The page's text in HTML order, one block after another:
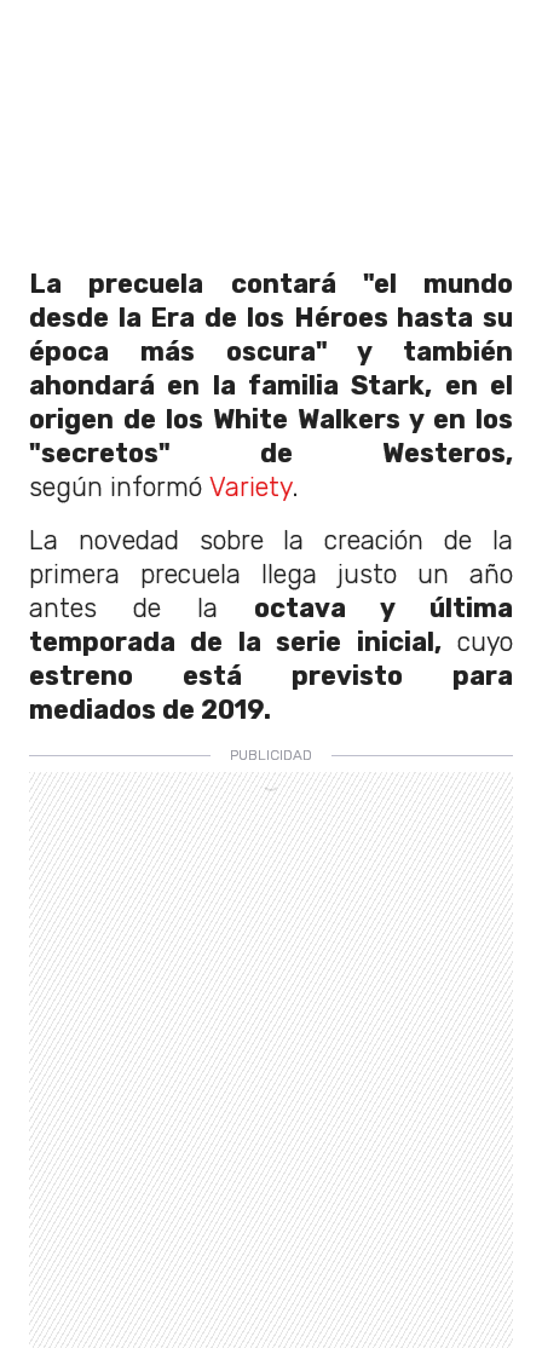
La precuela contará "el mundo
desde la Era de los Héroes hasta su
época más oscura" y también
ahondará en la familia Stark, en el
origen de los White Walkers y en los
"secretos" de Westeros,
según informó Variety.
La novedad sobre la creación de la
primera precuela llega justo un año
antes de la octava y última
temporada de la serie inicial,cuyo
estreno está previsto para
mediados de 2019.